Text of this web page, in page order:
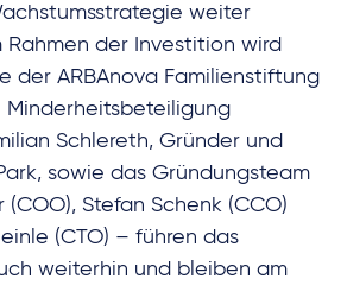
weiter
Rahmen der Investition wird
der ARBAnova Familienstiftung
Minderheitsbeteiligung
Schlereth, Gründer und
sowie das Gründungsteam
Stefan Schenk (CCO)
(CTO) – führen das
weiterhin und bleiben am